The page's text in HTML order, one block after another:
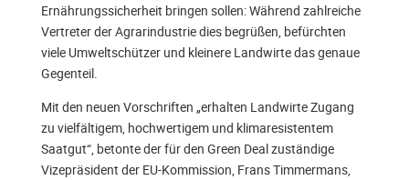
Ernährungssicherheit bringen sollen: Während zahlreiche
Vertreter der Agrarindustrie dies begrüßen, befürchten
viele Umweltschützer und kleinere Landwirte das genaue
Gegenteil.
Mit den neuen Vorschriften „erhalten Landwirte Zugang
zu vielfältigem, hochwertigem und klimaresistentem
Saatgut“, betonte der für den Green Deal zuständige
Vizepräsident der EU-Kommission, Frans Timmermans,